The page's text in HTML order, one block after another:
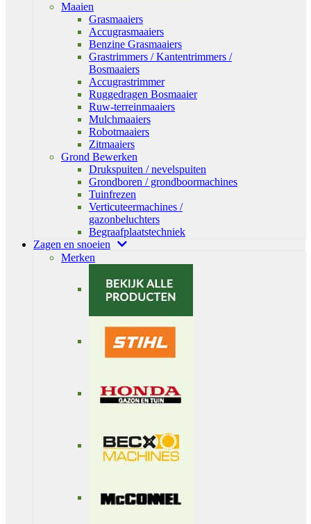
Maaien
Grasmaaiers
Accugrasmaaiers
Benzine Grasmaaiers
Grastrimmers / Kantentrimmers /
Bosmaaiers
Accugrastrimmer
Ruggedragen Bosmaaier
Ruw-terreinmaaiers
Mulchmaaiers
Robotmaaiers
Zitmaaiers
Grond Bewerken
Drukspuiten / nevelspuiten
Grondboren / grondboormachines
Tuinfrezen
Verticuteermachines /
gazonbeluchters
Begraafplaatstechniek
Zagen en snoeien
Merken